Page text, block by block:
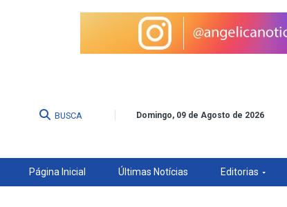
BUSCA Domingo, 09 de Agosto de 2026
Página Inicial Últimas Notícias Editorias